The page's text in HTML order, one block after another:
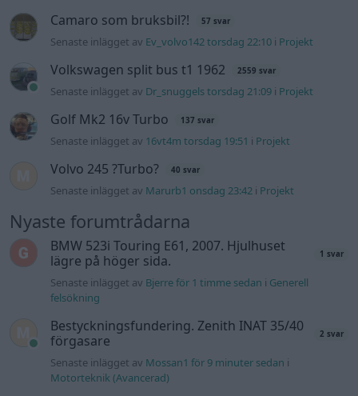
Camaro som bruksbil?! 57 svar
Senaste inlägget av Ev_volvo142 torsdag 22:10 i Projekt
Volkswagen split bus t1 1962 2559 svar
Senaste inlägget av Dr_snuggels torsdag 21:09 i Projekt
Golf Mk2 16v Turbo 137 svar
Senaste inlägget av 16vt4m torsdag 19:51 i Projekt
Volvo 245 ?Turbo? 40 svar
Senaste inlägget av Marurb1 onsdag 23:42 i Projekt
Nyaste forumtrådarna
BMW 523i Touring E61, 2007. Hjulhuset
lägre på höger sida.
1 svar
Senaste inlägget av Bjerre för 1 timme sedan i Generell
felsökning
Bestyckningsfundering. Zenith INAT 35/40
förgasare
2 svar
Senaste inlägget av Mossan1 för 9 minuter sedan i
Motorteknik (Avancerad)